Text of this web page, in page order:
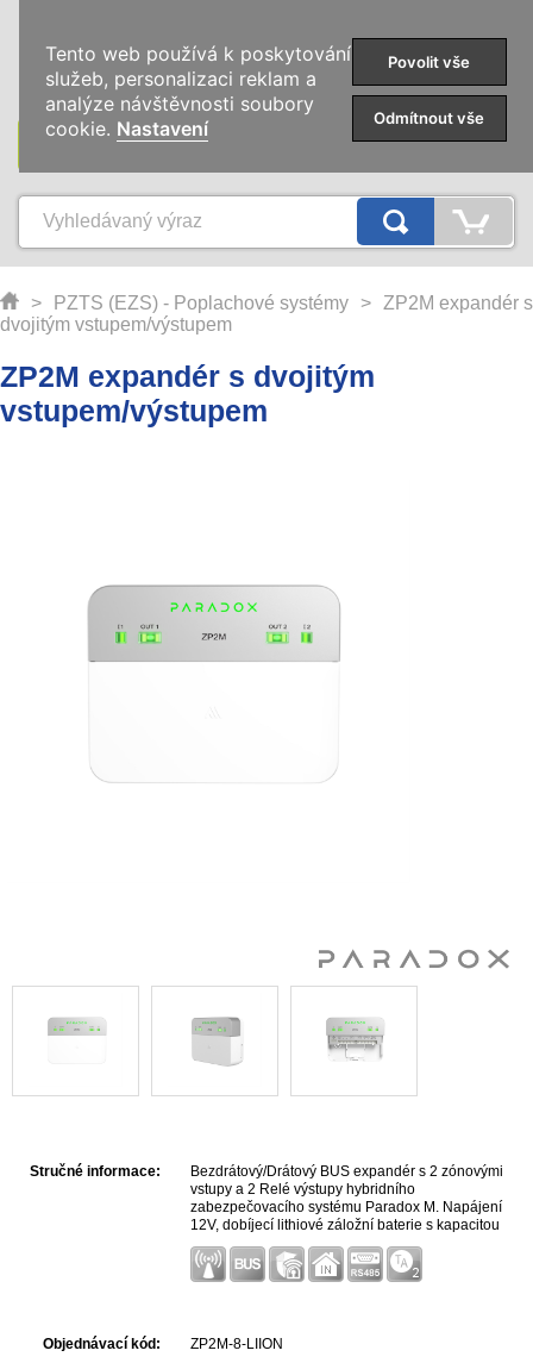
KATEGORIE
> PZTS (EZS) - Poplachové systémy >
ZP2M expandér s
dvojitým vstupem/výstupem
ZP2M expandér s dvojitým
vstupem/výstupem
Stručné informace:
Bezdrátový/Drátový BUS expandér s 2 zónovými
vstupy a 2 Relé výstupy hybridního
zabezpečovacího systému Paradox M. Napájení
12V, dobíjecí lithiové záložní baterie s kapacitou
1000 mAh
Objednávací kód:
ZP2M-8-LIION
Tento web používá k poskytování
služeb, personalizaci reklam a
analýze návštěvnosti soubory
cookie. Nastavení
Povolit vše
Odmítnout vše